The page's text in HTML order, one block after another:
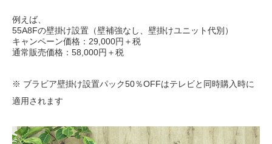
例えば、
55A8Fの壁掛け設置（壁補強なし、壁掛けユニット代別）
キャンペーン価格： 29,000円 ＋税
通常販売価格：58,000円＋税
※ ブラビア壁掛け設置パック50％OFFはテレビと同時購入時に
適用されます